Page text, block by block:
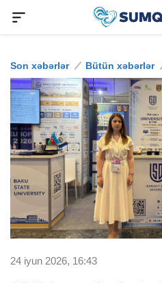
Son xəbərlər Bütün xəbərlər
24 iyun 2026, 16:43